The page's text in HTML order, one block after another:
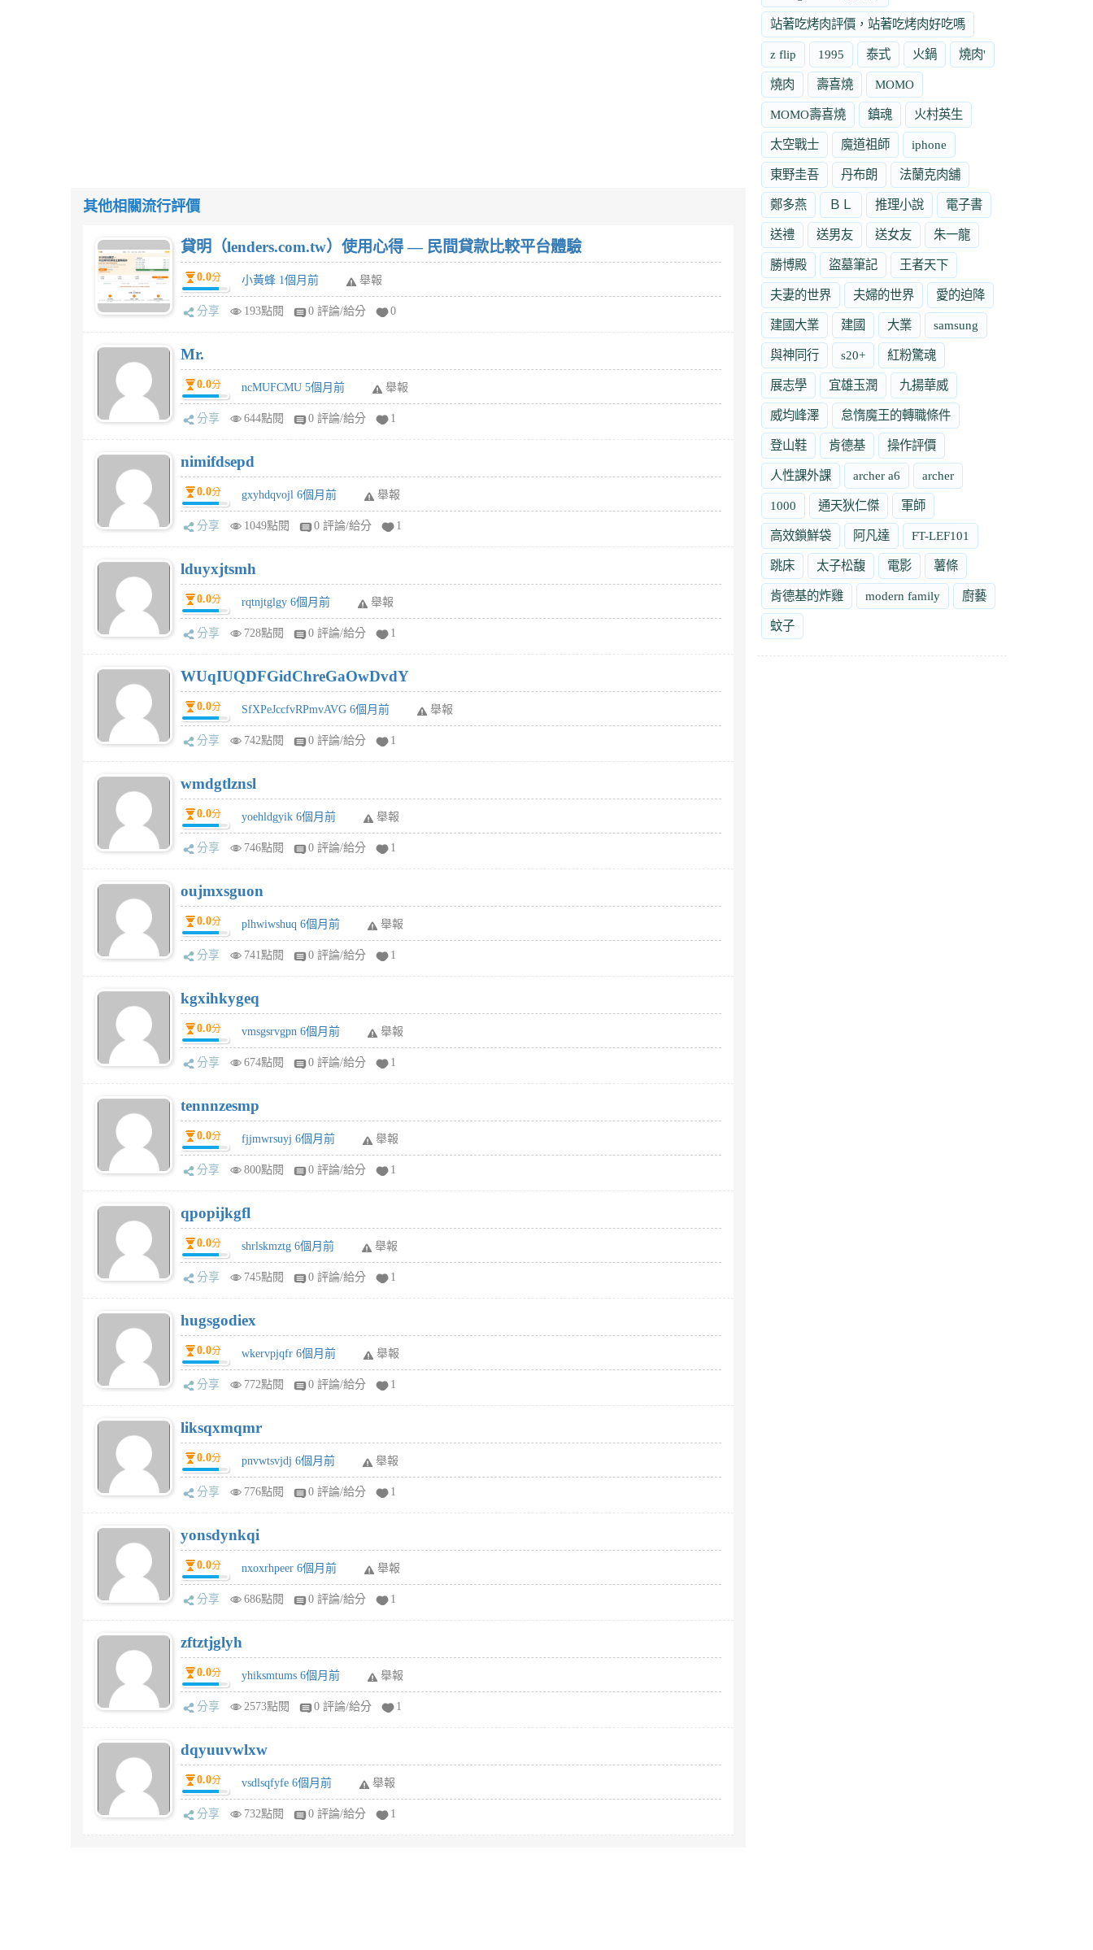
其他相關流行評價
貸明（lenders.com.tw）使用心得 — 民間貸款比較平台體驗
0.0分 小黃蜂 1個月前 舉報
分享 193點閱 0 評論/給分 0
Mr.
0.0分 ncMUFCMU 5個月前 舉報
分享 644點閱 0 評論/給分 1
nimifdsepd
0.0分 gxyhdqvojl 6個月前 舉報
分享 1049點閱 0 評論/給分 1
lduyxjtsmh
0.0分 rqtnjtglgy 6個月前 舉報
分享 728點閱 0 評論/給分 1
WUqIUQDFGidChreGaOwDvdY
0.0分 SfXPeJccfvRPmvAVG 6個月前 舉報
分享 742點閱 0 評論/給分 1
wmdgtlznsl
0.0分 yoehldgyik 6個月前 舉報
分享 746點閱 0 評論/給分 1
oujmxsguon
0.0分 plhwiwshuq 6個月前 舉報
分享 741點閱 0 評論/給分 1
kgxihkygeq
0.0分 vmsgsrvgpn 6個月前 舉報
分享 674點閱 0 評論/給分 1
tennnzesmp
0.0分 fjjmwrsuyj 6個月前 舉報
分享 800點閱 0 評論/給分 1
qpopijkgfl
0.0分 shrlskmztg 6個月前 舉報
分享 745點閱 0 評論/給分 1
hugsgodiex
0.0分 wkervpjqfr 6個月前 舉報
分享 772點閱 0 評論/給分 1
liksqxmqmr
0.0分 pnvwtsvjdj 6個月前 舉報
分享 776點閱 0 評論/給分 1
yonsdynkqi
0.0分 nxoxrhpeer 6個月前 舉報
分享 686點閱 0 評論/給分 1
zftztjglyh
0.0分 yhiksmtums 6個月前 舉報
分享 2573點閱 0 評論/給分 1
dqyuuvwlxw
0.0分 vsdlsqfyfe 6個月前 舉報
分享 732點閱 0 評論/給分 1
站著吃烤肉評價，站著吃烤肉好吃嗎
z flip 1995 泰式 火鍋 燒肉'
燒肉 壽喜燒 MOMO
MOMO壽喜燒 鎮魂 火村英生
太空戰士 魔道祖師 iphone
東野圭吾 丹布朗 法蘭克肉舖
鄭多燕 ＢＬ 推理小說 電子書
送禮 送男友 送女友 朱一龍
勝博殿 盜墓筆記 王者天下
夫妻的世界 夫婦的世界 愛的迫降
建國大業 建國 大業 samsung
與神同行 s20+ 紅粉驚魂
展志學 宜雄玉潤 九揚華威
威均峰澤 怠惰魔王的轉職條件
登山鞋 肯德基 操作評價
人性課外課 archer a6 archer
1000 通天狄仁傑 軍師
高效鎖鮮袋 阿凡達 FT-LEF101
跳床 太子松馥 電影 薯條
肯德基的炸雞 modern family 廚藝
蚊子